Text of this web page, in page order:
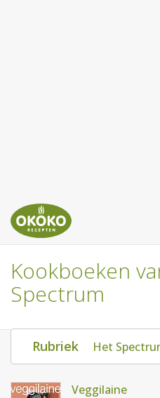
Kookboeken
Spectrum
Rubriek Het
Veggilaine